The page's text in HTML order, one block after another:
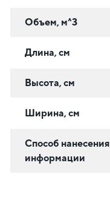
Объем, м^3
Длина, см
Высота, см
Ширина, см
Способ нанесения
информации